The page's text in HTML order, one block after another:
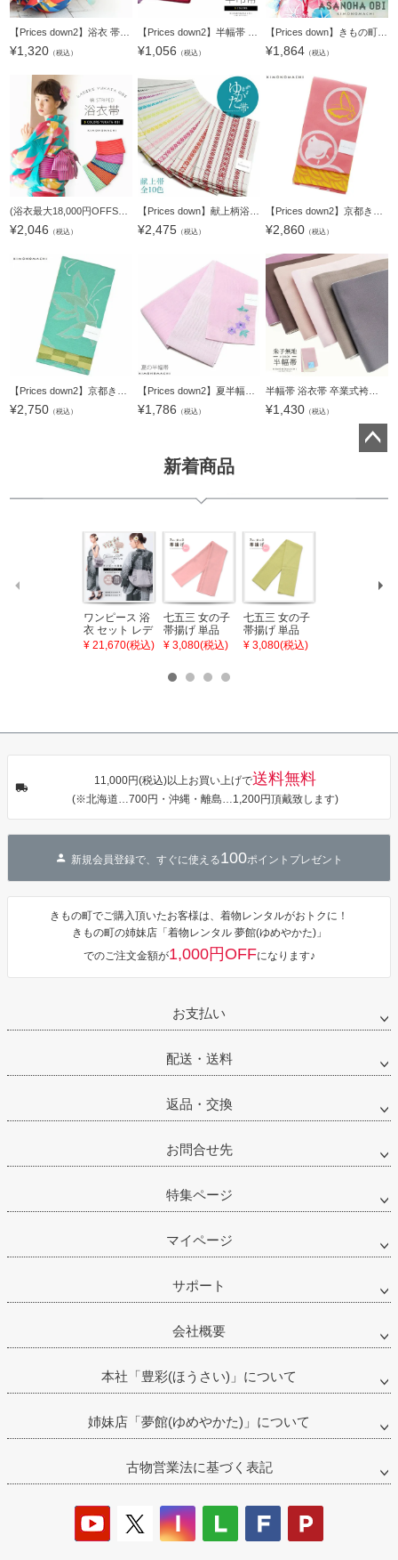
¥1,320 （税込） ¥1,056 （税込）
【Prices down】きもの町オリジナル浴衣帯 単の半幅帯「麻の葉」 全７色 [ 浴衣帯 ][ 単衣 ]【メール便不可】ss2506ohs30
¥1,864（税込）
¥2,046 （税込） ¥2,475 （税込） ¥2,860（税込）
¥2,750 （税込） ¥1,786 （税込）
半幅帯 浴衣帯 卒業式袴下帯 単品「朱子無地」 日本製 半巾帯 単帯 レディース ジュニア 女性用 浴衣用帯【メール便不可】
¥1,430（税込）
新着商品
ワンピース 浴
衣 セット レデ
ィース 吸水速
タン・夜の葉
チューリッ
カシュクール
ワンピース 簡
単着付け 大人
¥ 21,670(税込)
七五三 女の子
帯揚げ 単品
「灰桃色」日
びあげ 和装 着
【メール便不
¥ 3,080(税込)
七五三 女の子
帯揚げ 単品
「若葉色」日
【メール便不
¥ 3,080(税込)
【メール便不
ップ
11,000円(税込)以上お買い上げで送料無料
(※北海道…700円・沖縄・離島…1,200円頂戴致します)
新規会員登録で、すぐに使える100ポイントプレゼント
きもの町でご購入頂いたお客様は、着物レンタルがおトクに！
きもの町の姉妹店「着物レンタル 夢館(ゆめやかた)」
でのご注文金額が1,000円OFFになります♪
お支払い
配送・送料
返品・交換
お問合せ先
特集ページ
マイページ
サポート
会社概要
本社「豊彩(ほうさい)」について
姉妹店「夢館(ゆめやかた)」について
古物営業法に基づく表記